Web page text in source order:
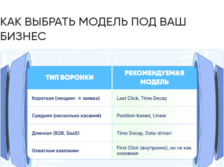
КАК ВЫБРАТЬ МОДЕЛЬ ПОД ВАШ
БИЗНЕС